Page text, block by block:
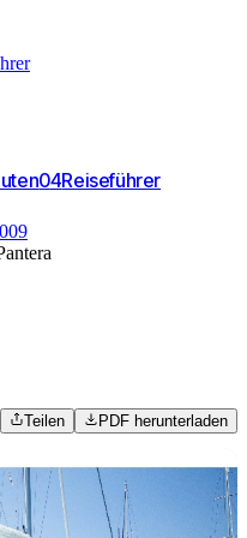
04Reiseführer
Teilen PDF herunterladen